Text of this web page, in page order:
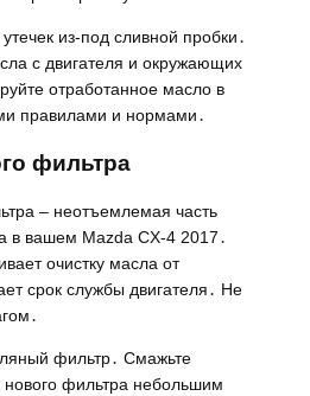
из-под сливной пробки․
с двигателя и окружающих
отработанное масло в
правилами и нормами․
фильтра
– неотъемлемая часть
в вашем Mazda CX-4 2017․
очистку масла от
срок службы двигателя․ Не
фильтр․ Смажьте
нового фильтра небольшим